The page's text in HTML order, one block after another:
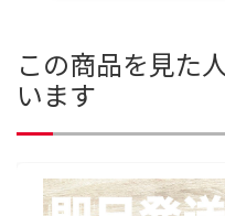
この商品を見た
います